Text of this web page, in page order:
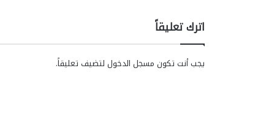
اترك تعليقاً
يجب أنت تكون مسجل الدخول لتضيف تعليقاً.